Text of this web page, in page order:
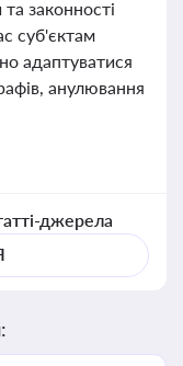
законності
суб'єктам
адаптуватися
анулювання
джерела